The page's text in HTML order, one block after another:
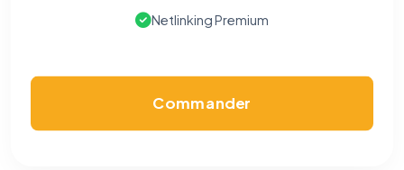
Netlinking Premium
Commander